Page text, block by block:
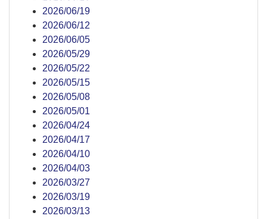
2026/06/19
2026/06/12
2026/06/05
2026/05/29
2026/05/22
2026/05/15
2026/05/08
2026/05/01
2026/04/24
2026/04/17
2026/04/10
2026/04/03
2026/03/27
2026/03/19
2026/03/13